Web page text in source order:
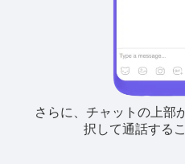
さらに、チャットの上部
択して通話する